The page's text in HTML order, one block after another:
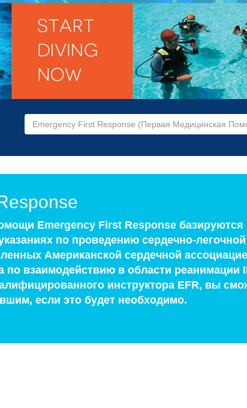
Emergency First Response (Первая Медицинская
Emergency First Response
по проведению сердечно-
Американской сердечной
по взаимодействию в области реанимации
инструктора EFR, вы
если это будет необходимо.